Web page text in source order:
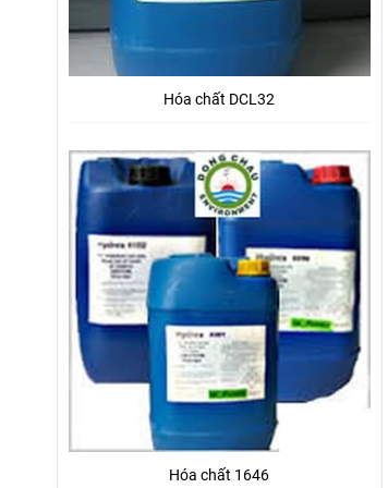
Hóa chất DCL32
Hóa chất 1646